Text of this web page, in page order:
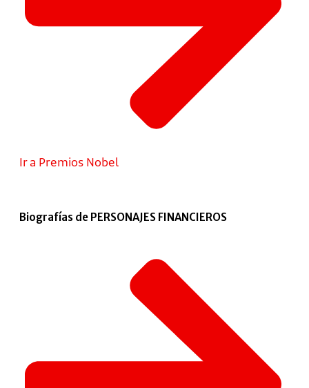
Ir a Premios Nobel
Biografías de PERSONAJES FINANCIEROS